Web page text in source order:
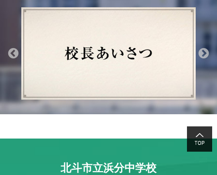
北斗市立浜分中学校